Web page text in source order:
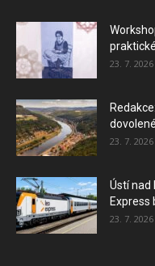
23. 7. 2026
23. 7. 2026
Ústí nad
Express
23. 7. 2026